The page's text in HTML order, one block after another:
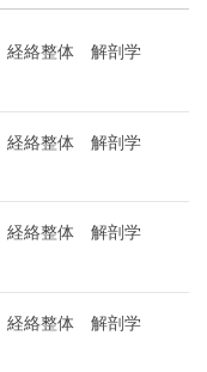
絡整体 解剖学
絡整体 解剖学
絡整体 解剖学
絡整体 解剖学